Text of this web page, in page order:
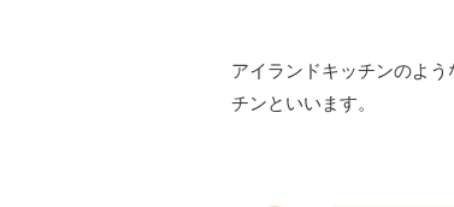
アイランドキッチンのよ
チンといいます。